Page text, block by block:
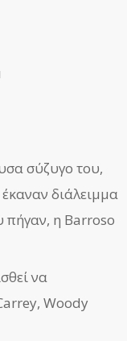
σύζυγο του,
διάλειμμα
πήγαν, η Barroso
να
Woody